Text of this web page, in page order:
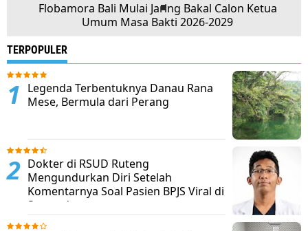
Flobamora Bali Mulai Jaring Bakal Calon Ketua
Umum Masa Bakti 2026-2029
TERPOPULER
Legenda Terbentuknya Danau Rana
Mese, Bermula dari Perang
Dokter di RSUD Ruteng
Mengundurkan Diri Setelah
Komentarnya Soal Pasien BPJS Viral di
Sosmed